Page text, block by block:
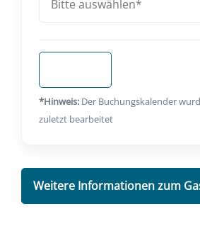
*Hinweis: Der Buchungskalender
zuletzt bearbeitet
Weitere Informationen zum